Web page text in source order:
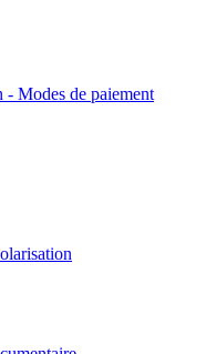
- Modes de paiement